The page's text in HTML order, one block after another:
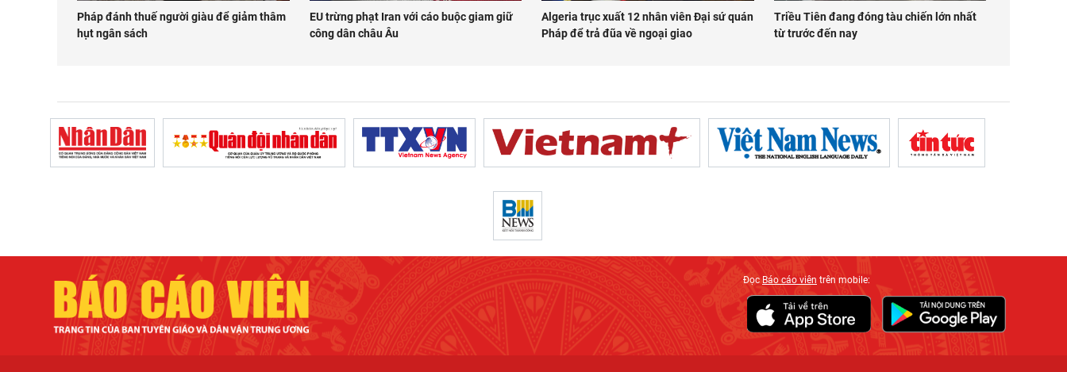
Pháp đánh thuế người giàu để giảm thâm
hụt ngân sách
EU trừng phạt Iran với cáo buộc giam giữ
công dân châu Âu
Algeria trục xuất 12 nhân viên Đại sứ quán
Pháp để trả đũa về ngoại giao
Triều Tiên đang đóng tàu chiến lớn nhất
từ trước đến nay
ĐọcBáo cáo viên trên mobile: